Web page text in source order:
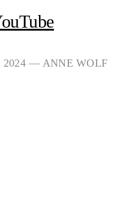
2024 — ANNE WOLF